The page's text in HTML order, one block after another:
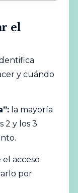
el
y cuándo
la mayoría
2 y los 3
acceso
por